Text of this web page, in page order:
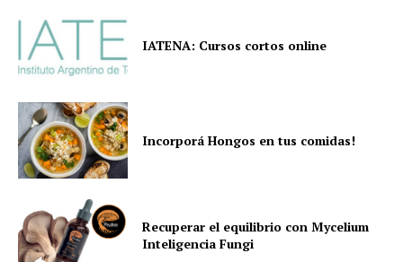
IATENA: Cursos cortos online
Incorporá Hongos en tus comidas!
Recuperar el equilibrio con Mycelium
Inteligencia Fungi